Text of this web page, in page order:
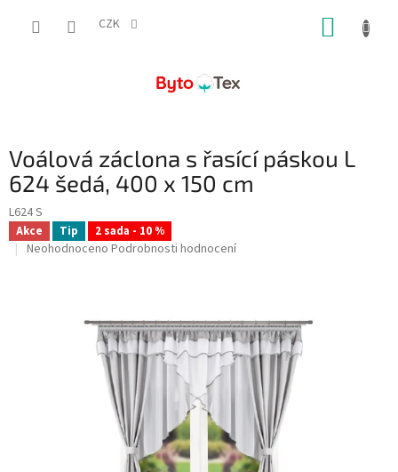
CZK
Voálová záclona s řasící páskou L
624 šedá, 400 x 150 cm
L624 S
Akce Tip 2 sada - 10 %
Průměrné
Neohodnoceno Podrobnosti hodnocení